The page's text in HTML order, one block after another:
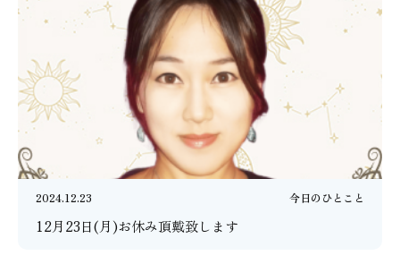
2024.12.23 今日のひとこと
12月23日(月)お休み頂戴致します